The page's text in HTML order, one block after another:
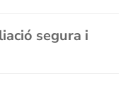
segura i